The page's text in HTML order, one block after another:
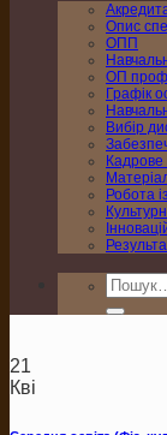
Опис
ОПП
ОП
Графік
Вибір
Робота
Шукати:
21
Кві